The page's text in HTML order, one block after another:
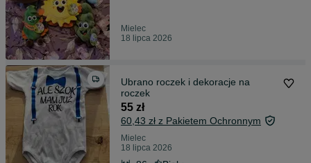
Mielec
18 lipca 2026
Ubrano roczek i dekoracje na
roczek
55 zł
60,43 zł z Pakietem Ochronnym
Mielec
18 lipca 2026